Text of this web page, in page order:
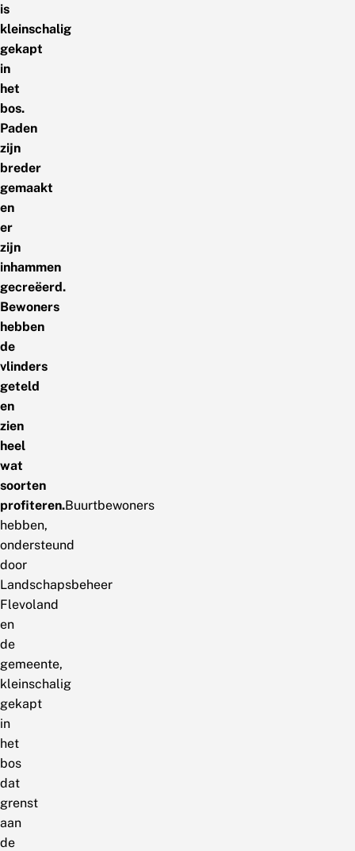
is
kleinschalig
gekapt
in
het
bos.
Paden
zijn
breder
gemaakt
en
er
zijn
inhammen
gecreëerd.
Bewoners
hebben
de
vlinders
geteld
en
zien
heel
wat
soorten
profiteren.Buurtbewoners
hebben,
ondersteund
door
Landschapsbeheer
Flevoland
en
de
gemeente,
kleinschalig
gekapt
in
het
bos
dat
grenst
aan
de